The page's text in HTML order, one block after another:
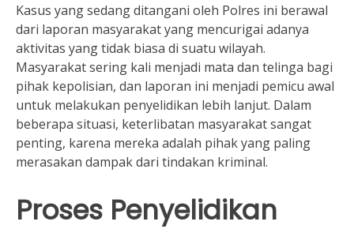
Kasus yang sedang ditangani oleh Polres ini berawal
dari laporan masyarakat yang mencurigai adanya
aktivitas yang tidak biasa di suatu wilayah.
Masyarakat sering kali menjadi mata dan telinga bagi
pihak kepolisian, dan laporan ini menjadi pemicu awal
untuk melakukan penyelidikan lebih lanjut. Dalam
beberapa situasi, keterlibatan masyarakat sangat
penting, karena mereka adalah pihak yang paling
merasakan dampak dari tindakan kriminal.
Proses Penyelidikan